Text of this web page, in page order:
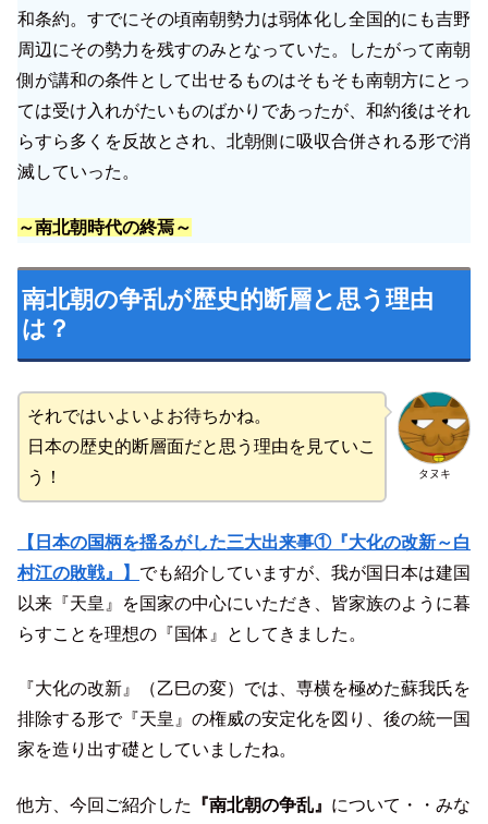
和条約。すでにその頃南朝勢力は弱体化し全国的にも吉野
周辺にその勢力を残すのみとなっていた。したがって南朝
側が講和の条件として出せるものはそもそも南朝方にとっ
ては受け入れがたいものばかりであったが、和約後はそれ
らすら多くを反故とされ、北朝側に吸収合併される形で消
滅していった。
～南北朝時代の終焉～
南北朝の争乱が歴史的断層と思う理由
は？
タヌキ
それではいよいよお待ちかね。
日本の歴史的断層面だと思う理由を見ていこ
う！
【日本の国柄を揺るがした三大出来事①『大化の改新～白
村江の敗戦』】 でも紹介していますが、我が国日本は建国
以来『天皇』を国家の中心にいただき、皆家族のように暮
らすことを理想の『国体』としてきました。
『大化の改新』（乙巳の変）では、専横を極めた蘇我氏を
排除する形で『天皇』の権威の安定化を図り、後の統一国
家を造り出す礎としていましたね。
他方、今回ご紹介した 『南北朝の争乱』 について・・みな